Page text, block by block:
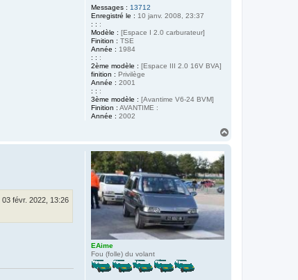
Messages : 13712
Enregistré le : 10 janv. 2008, 23:37
: : :
Modèle : [Espace I 2.0 carburateur]
Finition : TSE
Année : 1984
: : :
2ème modèle : [Espace III 2.0 16V BVA]
finition : Privilège
Année : 2001
: : :
3ème modèle : [Avantime V6-24 BVM]
Finition : AVANTIME :
Année : 2002
EAime
Fou (folle) du volant
03 févr. 2022, 13:26